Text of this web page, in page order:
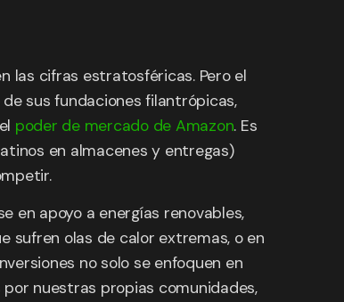
las cifras estratosféricas. Pero el
sus fundaciones filantrópicas,
poder de mercado de Amazon. Es
en almacenes y entregas)
en apoyo a energías renovables,
sufren olas de calor extremas, o en
no solo se enfoquen en
nuestras propias comunidades,